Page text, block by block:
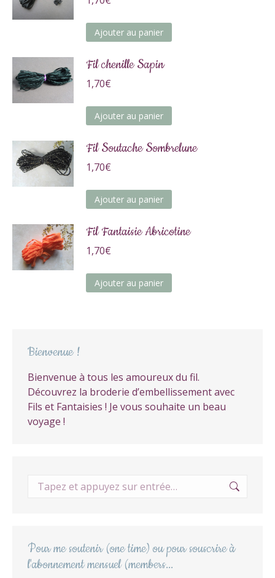
Ajouter au panier
Fil chenille Sapin
1,70€
Ajouter au panier
Fil Soutache Sombrelune
1,70€
Ajouter au panier
Fil Fantaisie Abricotine
1,70€
Ajouter au panier
Bienvenue !
Bienvenue à tous les amoureux du fil.
Découvrez la broderie d’embellissement avec
Fils et Fantaisies ! Je vous souhaite un beau
voyage !
Recherche
Pour me soutenir (one time) ou pour souscrire à
l'abonnement mensuel (members...